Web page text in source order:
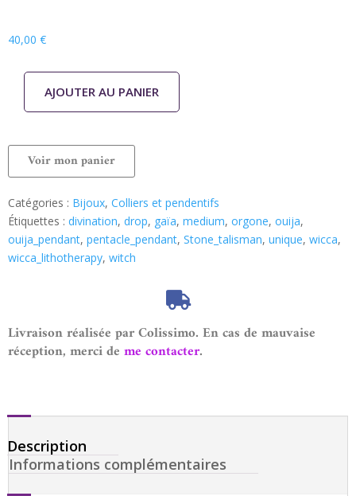
40,00 €
AJOUTER AU PANIER
Voir mon panier
Catégories : Bijoux, Colliers et pendentifs
Étiquettes : divination, drop, gaïa, medium, orgone, ouija,
ouija_pendant, pentacle_pendant, Stone_talisman, unique, wicca,
wicca_lithotherapy, witch
Livraison réalisée par Colissimo. En cas de mauvaise
réception, merci de me contacter.
Description
Informations complémentaires